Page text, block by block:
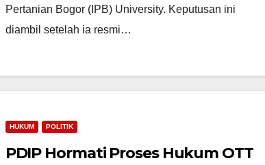
Pertanian Bogor (IPB) University. Keputusan ini
diambil setelah ia resmi…
HUKUM POLITIK
PDIP Hormati Proses Hukum OTT